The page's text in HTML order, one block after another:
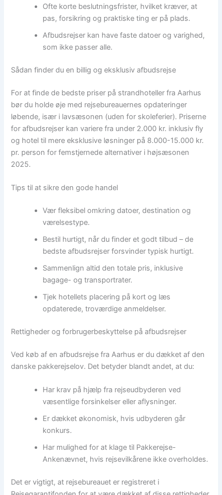
Ofte korte beslutningsfrister, hvilket kræver, at
pas, forsikring og praktiske ting er på plads.
Afbudsrejser kan have faste datoer og varighed,
som ikke passer alle.
Sådan finder du en billig og eksklusiv afbudsrejse
For at finde de bedste priser på strandhoteller fra Aarhus
bør du holde øje med rejsebureauernes opdateringer
løbende, især i lavsæsonen (uden for skoleferier). Priserne
for afbudsrejser kan variere fra under 2.000 kr. inklusiv fly
og hotel til mere eksklusive løsninger på 8.000-15.000 kr.
pr. person for femstjernede alternativer i højsæsonen
2025.
Tips til at sikre den gode handel
Vær fleksibel omkring datoer, destination og
værelsestype.
Bestil hurtigt, når du finder et godt tilbud – de
bedste afbudsrejser forsvinder typisk hurtigt.
Sammenlign altid den totale pris, inklusive
bagage- og transportrater.
Tjek hotellets placering på kort og læs
opdaterede, troværdige anmeldelser.
Rettigheder og forbrugerbeskyttelse på afbudsrejser
Ved køb af en afbudsrejse fra Aarhus er du dækket af den
danske pakkerejselov. Det betyder blandt andet, at du:
Har krav på hjælp fra rejseudbyderen ved
væsentlige forsinkelser eller aflysninger.
Er dækket økonomisk, hvis udbyderen går
konkurs.
Har mulighed for at klage til Pakkerejse-
Ankenævnet, hvis rejsevilkårene ikke overholdes.
Det er vigtigt, at rejsebureauet er registreret i